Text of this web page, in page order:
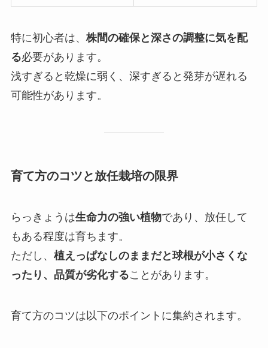
特に初心者は、 株間の確保と深さの調整に気を配
る必要があります。
浅すぎると乾燥に弱く、深すぎると発芽が遅れる
可能性があります。
育て方のコツと放任栽培の限界
らっきょうは生命力の強い植物であり、放任して
もある程度は育ちます。
ただし、 植えっぱなしのままだと球根が小さくな
ったり、品質が劣化することがあります。
育て方のコツは以下のポイントに集約されます。